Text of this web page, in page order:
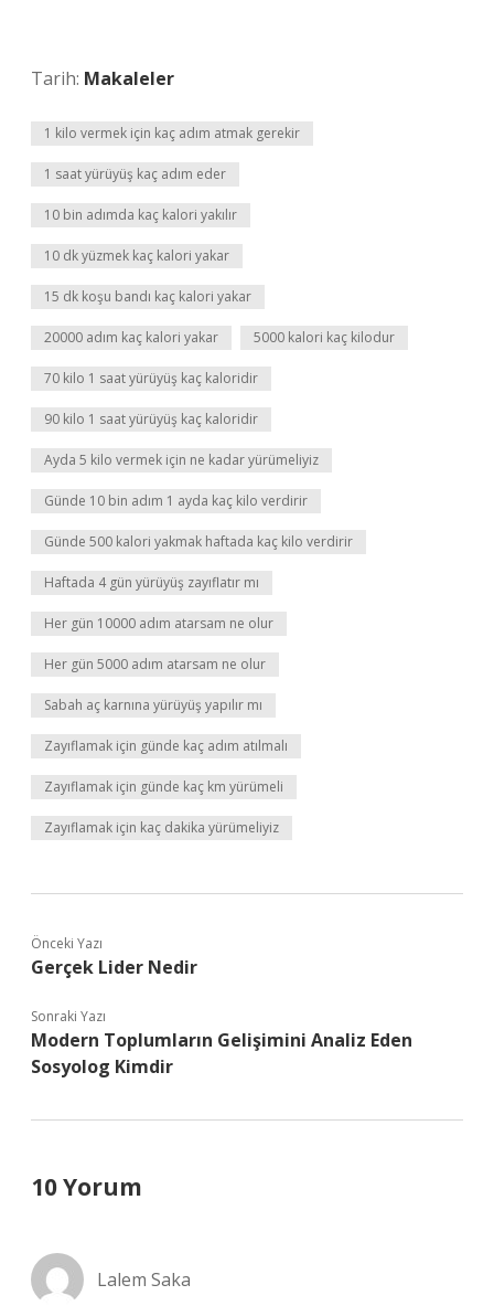
Tarih: Makaleler
1 kilo vermek için kaç adım atmak gerekir
1 saat yürüyüş kaç adım eder
10 bin adımda kaç kalori yakılır
10 dk yüzmek kaç kalori yakar
15 dk koşu bandı kaç kalori yakar
20000 adım kaç kalori yakar 5000 kalori kaç kilodur
70 kilo 1 saat yürüyüş kaç kaloridir
90 kilo 1 saat yürüyüş kaç kaloridir
Ayda 5 kilo vermek için ne kadar yürümeliyiz
Günde 10 bin adım 1 ayda kaç kilo verdirir
Günde 500 kalori yakmak haftada kaç kilo verdirir
Haftada 4 gün yürüyüş zayıflatır mı
Her gün 10000 adım atarsam ne olur
Her gün 5000 adım atarsam ne olur
Sabah aç karnına yürüyüş yapılır mı
Zayıflamak için günde kaç adım atılmalı
Zayıflamak için günde kaç km yürümeli
Zayıflamak için kaç dakika yürümeliyiz
Önceki Yazı
Gerçek Lider Nedir
Sonraki Yazı
Modern Toplumların Gelişimini Analiz Eden
Sosyolog Kimdir
10 Yorum
Lalem Saka